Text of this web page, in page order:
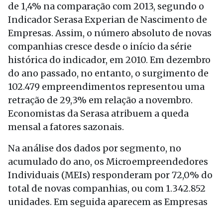
de 1,4% na comparação com 2013, segundo o
Indicador Serasa Experian de Nascimento de
Empresas. Assim, o número absoluto de novas
companhias cresce desde o início da série
histórica do indicador, em 2010. Em dezembro
do ano passado, no entanto, o surgimento de
102.479 empreendimentos representou uma
retração de 29,3% em relação a novembro.
Economistas da Serasa atribuem a queda
mensal a fatores sazonais.
Na análise dos dados por segmento, no
acumulado do ano, os Microempreendedores
Individuais (MEIs) responderam por 72,0% do
total de novas companhias, ou com 1.342.852
unidades. Em seguida aparecem as Empresas